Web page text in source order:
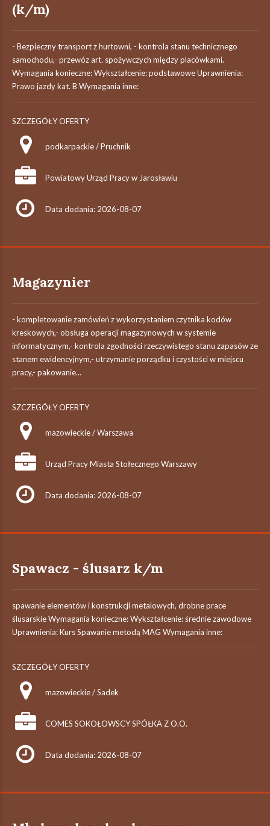
(k/m)
- Bezpieczny transport z hurtowni, - kontrola stanu technicznego
samochodu,- przewóz art. spożywczych między placówkami.
Wymagania konieczne: Wykształcenie: podstawowe Uprawnienia:
Prawo jazdy kat. B Wymagania inne:
SZCZEGÓŁY OFERTY
podkarpackie / Pruchnik
Powiatowy Urząd Pracy w Jarosławiu
Data dodania: 2026-08-07
Magazynier
- kompletowanie zamówień z wykorzystaniem czytnika kodów
kreskowych,- obsługa operacji magazynowych w systemie
informatycznym,- kontrola zgodności rzeczywistego stanu zapasów ze
stanem ewidencyjnym,- utrzymanie porządku i czystości w miejscu
pracy,- pakowanie...
SZCZEGÓŁY OFERTY
mazowieckie / Warszawa
Urząd Pracy Miasta Stołecznego Warszawy
Data dodania: 2026-08-07
Spawacz - ślusarz k/m
spawanie elementów i konstrukcji metalowych, drobne prace
ślusarskie Wymagania konieczne: Wykształcenie: średnie zawodowe
Uprawnienia: Kurs Spawanie metodą MAG Wymagania inne:
SZCZEGÓŁY OFERTY
mazowieckie / Sadek
COMES SOKOŁOWSCY SPÓŁKA Z O.O.
Data dodania: 2026-08-07